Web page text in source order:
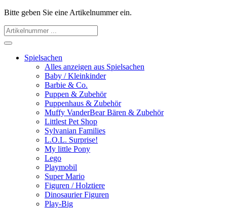
Bitte geben Sie eine Artikelnummer ein.
Spielsachen
Alles anzeigen aus Spielsachen
Baby / Kleinkinder
Barbie & Co.
Puppen & Zubehör
Puppenhaus & Zubehör
Muffy VanderBear Bären & Zubehör
Littlest Pet Shop
Sylvanian Families
L.O.L. Surprise!
My little Pony
Lego
Playmobil
Super Mario
Figuren / Holztiere
Dinosaurier Figuren
Play-Big